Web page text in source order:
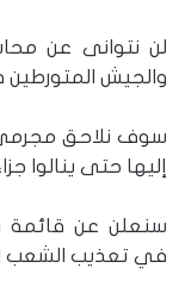
لن نتوانى عن
والجيش
سوف نلاحق مجرمي
إليها حتى ينالوا
في تعذيب الشعب